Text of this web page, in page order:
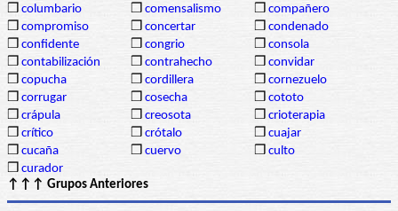
❒ columbario ❒ comensalismo ❒ compañero
❒ compromiso ❒ concertar ❒ condenado
❒ confidente ❒ congrio ❒ consola
❒ contabilización ❒ contrahecho ❒ convidar
❒ copucha ❒ cordillera ❒ cornezuelo
❒ corrugar ❒ cosecha ❒ cototo
❒ crápula ❒ creosota ❒ crioterapia
❒ crítico ❒ crótalo ❒ cuajar
❒ cucaña ❒ cuervo ❒ culto
❒ curador
↑↑↑ Grupos Anteriores